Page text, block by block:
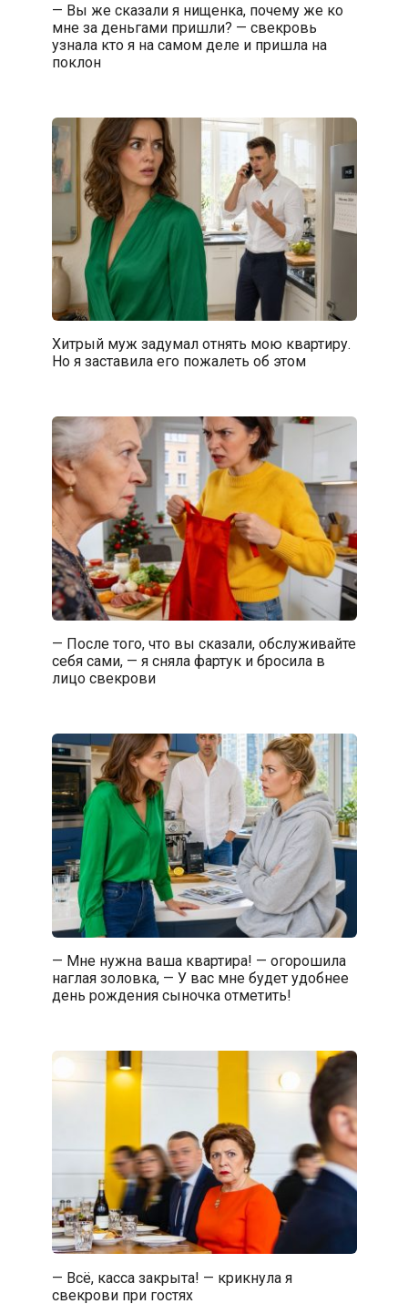
— Вы же сказали я нищенка, почему же ко
мне за деньгами пришли? — свекровь
узнала кто я на самом деле и пришла на
поклон
Хитрый муж задумал отнять мою квартиру.
Но я заставила его пожалеть об этом
— После того, что вы сказали, обслуживайте
себя сами, — я сняла фартук и бросила в
лицо свекрови
— Мне нужна ваша квартира! — огорошила
наглая золовка, — У вас мне будет удобнее
день рождения сыночка отметить!
— Всё, касса закрыта! — крикнула я
свекрови при гостях